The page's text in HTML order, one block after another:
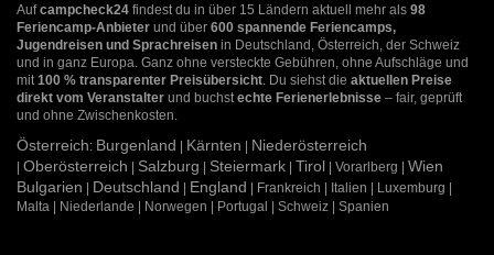
Aufcampcheck24 findest du in über 15 Ländern aktuell mehr als 98
Feriencamp-Anbieter und über 600 spannende Feriencamps,
Jugendreisen und Sprachreisen in Deutschland, Österreich, der Schweiz
und in ganz Europa. Ganz ohne versteckte Gebühren, ohne Aufschläge und
mit100 % transparenter Preisübersicht. Du siehst die aktuellen Preise
direkt vom Veranstalter und buchstechte Ferienerlebnisse – fair, geprüft
und ohne Zwischenkosten.
Österreich: Burgenland | Kärnten | Niederösterreich
| Oberösterreich | Salzburg | Steiermark | Tirol | Vorarlberg | Wien
Bulgarien | Deutschland | England | Frankreich | Italien | Luxemburg |
Malta | Niederlande | Norwegen | Portugal | Schweiz | Spanien